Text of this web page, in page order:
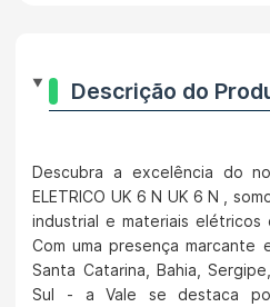
Descrição do
Descubra a excelência do
ELETRICO UK 6 N UK 6 N ,
industrial e materiais elétricos
Com uma presença marcante
Santa Catarina, Bahia,
Sul - a Vale se destaca